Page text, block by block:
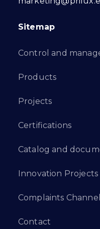
Sitemap
Control and
Products
Projects
Certifications
Catalog and
Innovation Projects
Complaints Channel
Contact